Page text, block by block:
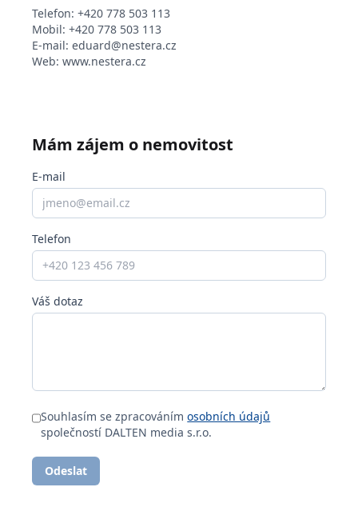
Telefon: +420 778 503 113
Mobil: +420 778 503 113
E-mail: eduard@nestera.cz
Web: www.nestera.cz
Mám zájem o nemovitost
E-mail
Telefon
Váš dotaz
Souhlasím se zpracovánímosobních údajů
společností DALTEN media s.r.o.
Odeslat